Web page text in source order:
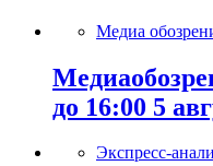
Медиа
до 16:00 5
Экспресс-